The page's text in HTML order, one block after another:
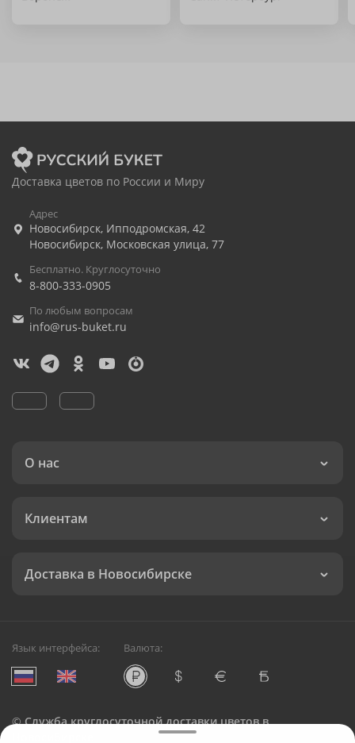
Доставка цветов по России и Миру
Адрес
Новосибирск, Ипподромская, 42
Новосибирск, Московская улица, 77
Бесплатно. Круглосуточно
8-800-333-0905
По любым вопросам
info@rus-buket.ru
О нас
Клиентам
Доставка в Новосибирске
Язык интерфейса: Валюта:
©Служба круглосуточной доставки цветов в